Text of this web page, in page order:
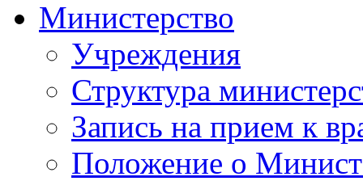
Министерство
Учреждения
Структура
Запись на прием к
Положение о